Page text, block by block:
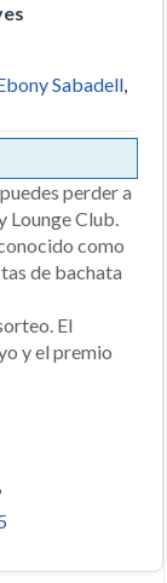
Sabadell,
perder a
Lounge Club.
como
de bachata
El
y el premio